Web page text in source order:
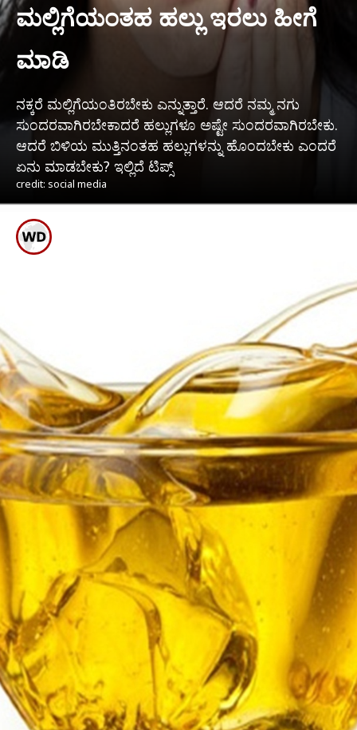
ಮಲ್ಲಿಗೆಯಂತಹ ಹಲ್ಲು ಇರಲು ಹೀಗೆ
ಮಾಡಿ
ನಕ್ಕರೆ ಮಲ್ಲಿಗೆಯಂತಿರಬೇಕು ಎನ್ನುತ್ತಾರೆ. ಆದರೆ ನಮ್ಮ ನಗು
ಸುಂದರವಾಗಿರಬೇಕಾದರೆ ಹಲ್ಲುಗಳೂ ಅಷ್ಟೇ ಸುಂದರವಾಗಿರಬೇಕು.
ಆದರೆ ಬಿಳಿಯ ಮುತ್ತಿನಂತಹ ಹಲ್ಲುಗಳನ್ನು ಹೊಂದಬೇಕು ಎಂದರೆ
ಏನು ಮಾಡಬೇಕು? ಇಲ್ಲಿದೆ ಟಿಪ್ಸ್
credit: social media